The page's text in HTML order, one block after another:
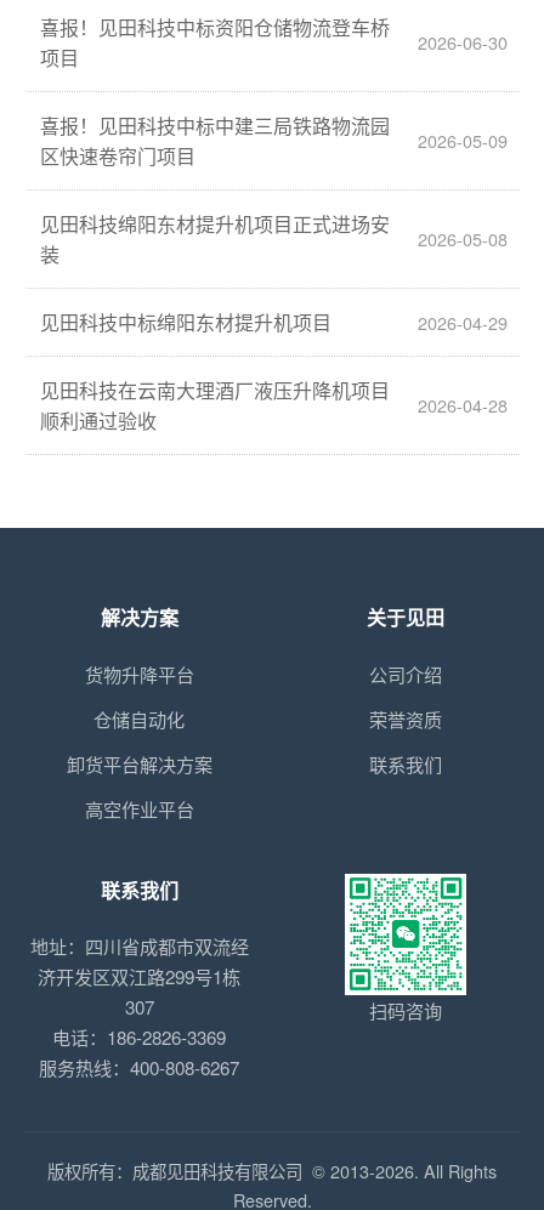
喜报！见田科技中标资阳仓储物流登车桥
项目
2026-06-30
喜报！见田科技中标中建三局铁路物流园
区快速卷帘门项目
2026-05-09
见田科技绵阳东材提升机项目正式进场安
装
2026-05-08
见田科技中标绵阳东材提升机项目 2026-04-29
见田科技在云南大理酒厂液压升降机项目
顺利通过验收
2026-04-28
解决方案
货物升降平台
仓储自动化
卸货平台解决方案
高空作业平台
关于见田
公司介绍
荣誉资质
联系我们
联系我们
地址：四川省成都市双流经
济开发区双江路299号1栋
307
电话：186-2826-3369
服务热线：400-808-6267
扫码咨询
版权所有：成都见田科技有限公司 © 2013-2026. All Rights
Reserved.